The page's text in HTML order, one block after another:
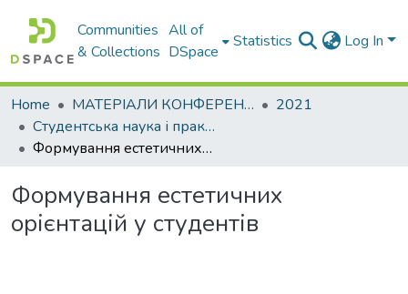
Communities
& Collections
All of
DSpace
Statistics Log In
Home МАТЕРІАЛИ КОНФЕРЕНЦІЙ
2021
Студентська наука і практика - 2021 (психолого-педагогічні та філософські аспекти освітнього процесу – 2021)
Формування естетичних орієнтацій у студентів
Формування естетичних
орієнтацій у студентів